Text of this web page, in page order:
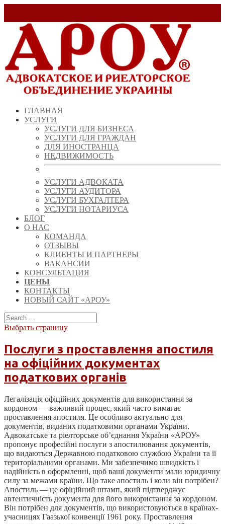
ГЛАВНАЯ
УСЛУГИ
УСЛУГИ ДЛЯ БИЗНЕСА
УСЛУГИ ДЛЯ ГРАЖДАН
ДЛЯ ИНОСТРАНЦА
НЕДВИЖИМОСТЬ
УСЛУГИ АДВОКАТА
УСЛУГИ АУДИТОРА
УСЛУГИ БУХГАЛТЕРА
УСЛУГИ НОТАРИУСА
БЛОГ
О НАС
КОМАНДА
ОТЗЫВЫ
КЛИЕНТЫ И ПАРТНЕРЫ
ВАКАНСИИ
КОНСУЛЬТАЦИЯ
ЦЕНЫ
КОНТАКТЫ
НОВЫЙ САЙТ «АРОУ»
Выбрать страницу
Послуги з проставлення апостиля
на офіційних документах
податкових органів
Легалізація офіційних документів для використання за
кордоном — важливий процес, який часто вимагає
проставлення апостиля. Це особливо актуально для
документів, виданих податковими органами України.
Адвокатське та ріелторське об’єднання України «АРОУ»
пропонує професійні послуги з апостилювання документів,
що видаються Державною податковою службою України та її
територіальними органами. Ми забезпечимо швидкість і
надійність в оформленні, щоб ваші документи мали юридичну
силу за межами країни. Що таке апостиль і коли він потрібен?
Апостиль — це офіційний штамп, який підтверджує
автентичність документа для його використання за кордоном.
Він потрібен для документів, що використовуються в країнах-
учасницях Гаазької конвенції 1961 року. Проставлення